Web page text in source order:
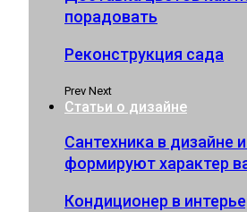
порадовать
Реконструкция сада
Prev Next
Статьи о дизайне
Сантехника в дизайне
формируют характер
Кондиционер в